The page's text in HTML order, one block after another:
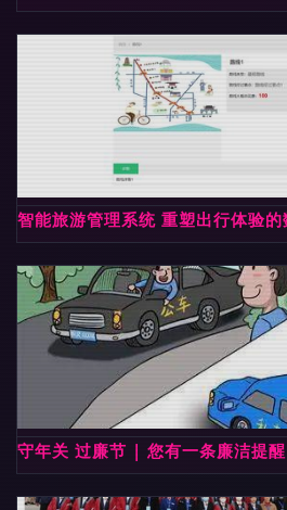
智能旅游管理系统 重塑出行体验
守年关 过廉节 | 您有一条廉洁提